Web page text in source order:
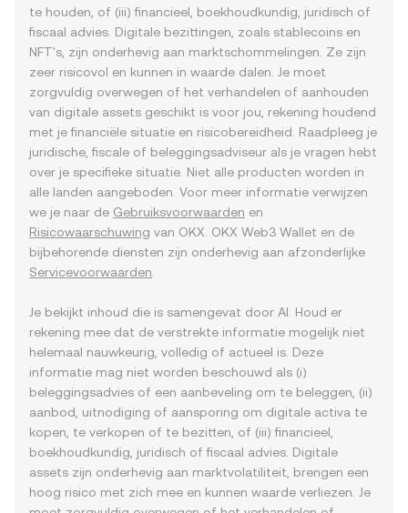
te houden, of (iii) financieel, boekhoudkundig, juridisch of
fiscaal advies. Digitale bezittingen, zoals stablecoins en
NFT's, zijn onderhevig aan marktschommelingen. Ze zijn
zeer risicovol en kunnen in waarde dalen. Je moet
zorgvuldig overwegen of het verhandelen of aanhouden
van digitale assets geschikt is voor jou, rekening houdend
met je financiële situatie en risicobereidheid. Raadpleeg je
juridische, fiscale of beleggingsadviseur als je vragen hebt
over je specifieke situatie. Niet alle producten worden in
alle landen aangeboden. Voor meer informatie verwijzen
we je naar de Gebruiksvoorwaarden en
Risicowaarschuwing van OKX. OKX Web3 Wallet en de
bijbehorende diensten zijn onderhevig aan afzonderlijke
Servicevoorwaarden
Je bekijkt inhoud die is samengevat door AI. Houd er
rekening mee dat de verstrekte informatie mogelijk niet
helemaal nauwkeurig, volledig of actueel is. Deze
informatie mag niet worden beschouwd als (i)
beleggingsadvies of een aanbeveling om te beleggen, (ii)
aanbod, uitnodiging of aansporing om digitale activa te
kopen, te verkopen of te bezitten, of (iii) financieel,
boekhoudkundig, juridisch of fiscaal advies. Digitale
assets zijn onderhevig aan marktvolatiliteit, brengen een
hoog risico met zich mee en kunnen waarde verliezen. Je